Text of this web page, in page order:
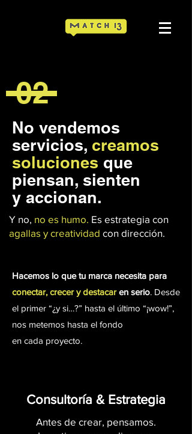
02
No vendemos
servicios, creamos
soluciones que
piensan, sienten
y accionan.
Y no, no es humo. Es estrategia con
agallas y creatividad con dirección.
Hacemos lo que tu marca necesita para
conectar, crecer y destacaren serio. Desde
el primer “¿y si…?” hasta el último “¡wow!”,
nos metemos hasta el fondo
en cada proyecto.
Consultoría & Estrategia
Antes de crear, pensamos.